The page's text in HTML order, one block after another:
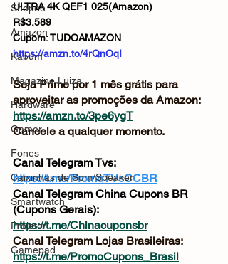
Shopee
Amazon
Kabum
Magazine Luiza
Hardware
Gamer
Fones
Caixinhas de Som/Speaker
Smartwatch
Projetor
Gamepad
ULTRA 4K QEF1 025(Amazon)
R$3.589
Cupom: TUDOAMAZON
https://amzn.to/4rQnOqI
Seja Prime por 1 mês grátis para
aproveitar as promoções da Amazon:
https://amzn.to/3pe6ygT
Cancele a qualquer momento.
Canal Telegram Tvs:
https://t.me/PromoTVsCCBR
Canal Telegram China Cupons BR
(Cupons Gerais):
https://t.me/Chinacuponsbr
Canal Telegram Lojas Brasileiras:
https://t.me/PromoCupons_Brasil